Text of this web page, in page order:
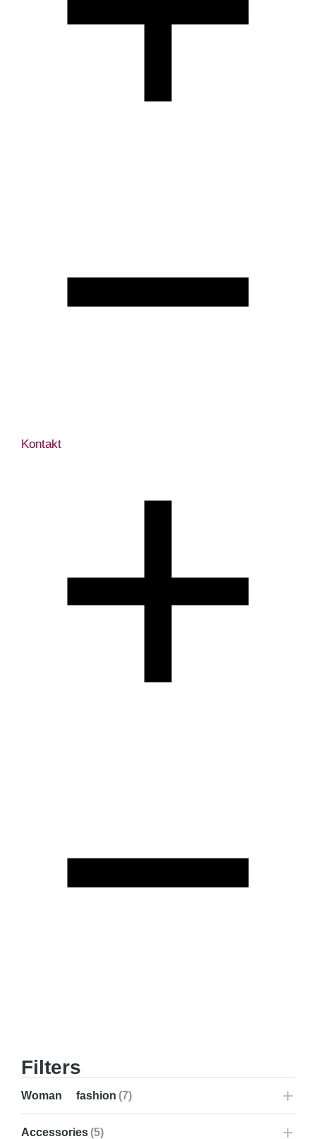
Kontakt
Filters
Woman fashion (7)
Accessories (5)